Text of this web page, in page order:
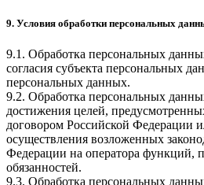
9. Условия обработки персональных
9.1. Обработка персональных
согласия субъекта персональных
персональных данных.
9.2. Обработка персональных
достижения целей,
договором Российской Федерации
осуществления возложенных
Федерации на оператора функций,
обязанностей.
9.3. Обработка персональных